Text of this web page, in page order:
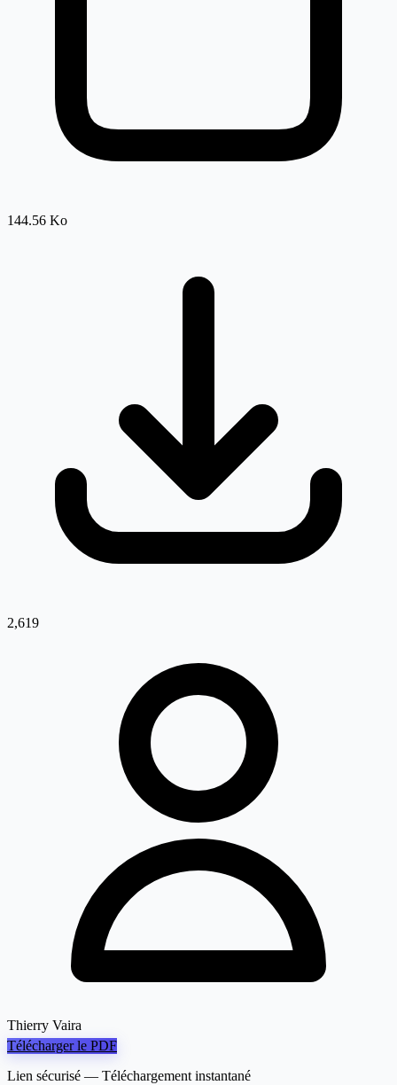
144.56 Ko
2,619
Thierry Vaira
Télécharger le PDF
Lien sécurisé — Téléchargement instantané